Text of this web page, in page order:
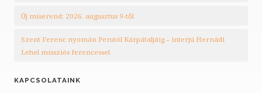
Új miserend: 2026. augusztus 9-től
Szent Ferenc nyomán Perutól Kárpátaljáig – interjú Hernádi
Lehel missziós ferencessel
KAPCSOLATAINK